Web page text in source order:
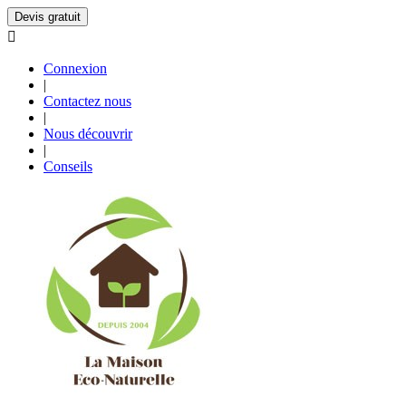
Devis gratuit

Connexion
|
Contactez nous
|
Nous découvrir
|
Conseils